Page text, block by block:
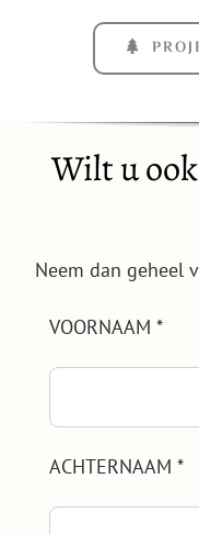
Wilt u
Neem dan geheel
VOORNAAM *
ACHTERNAAM *